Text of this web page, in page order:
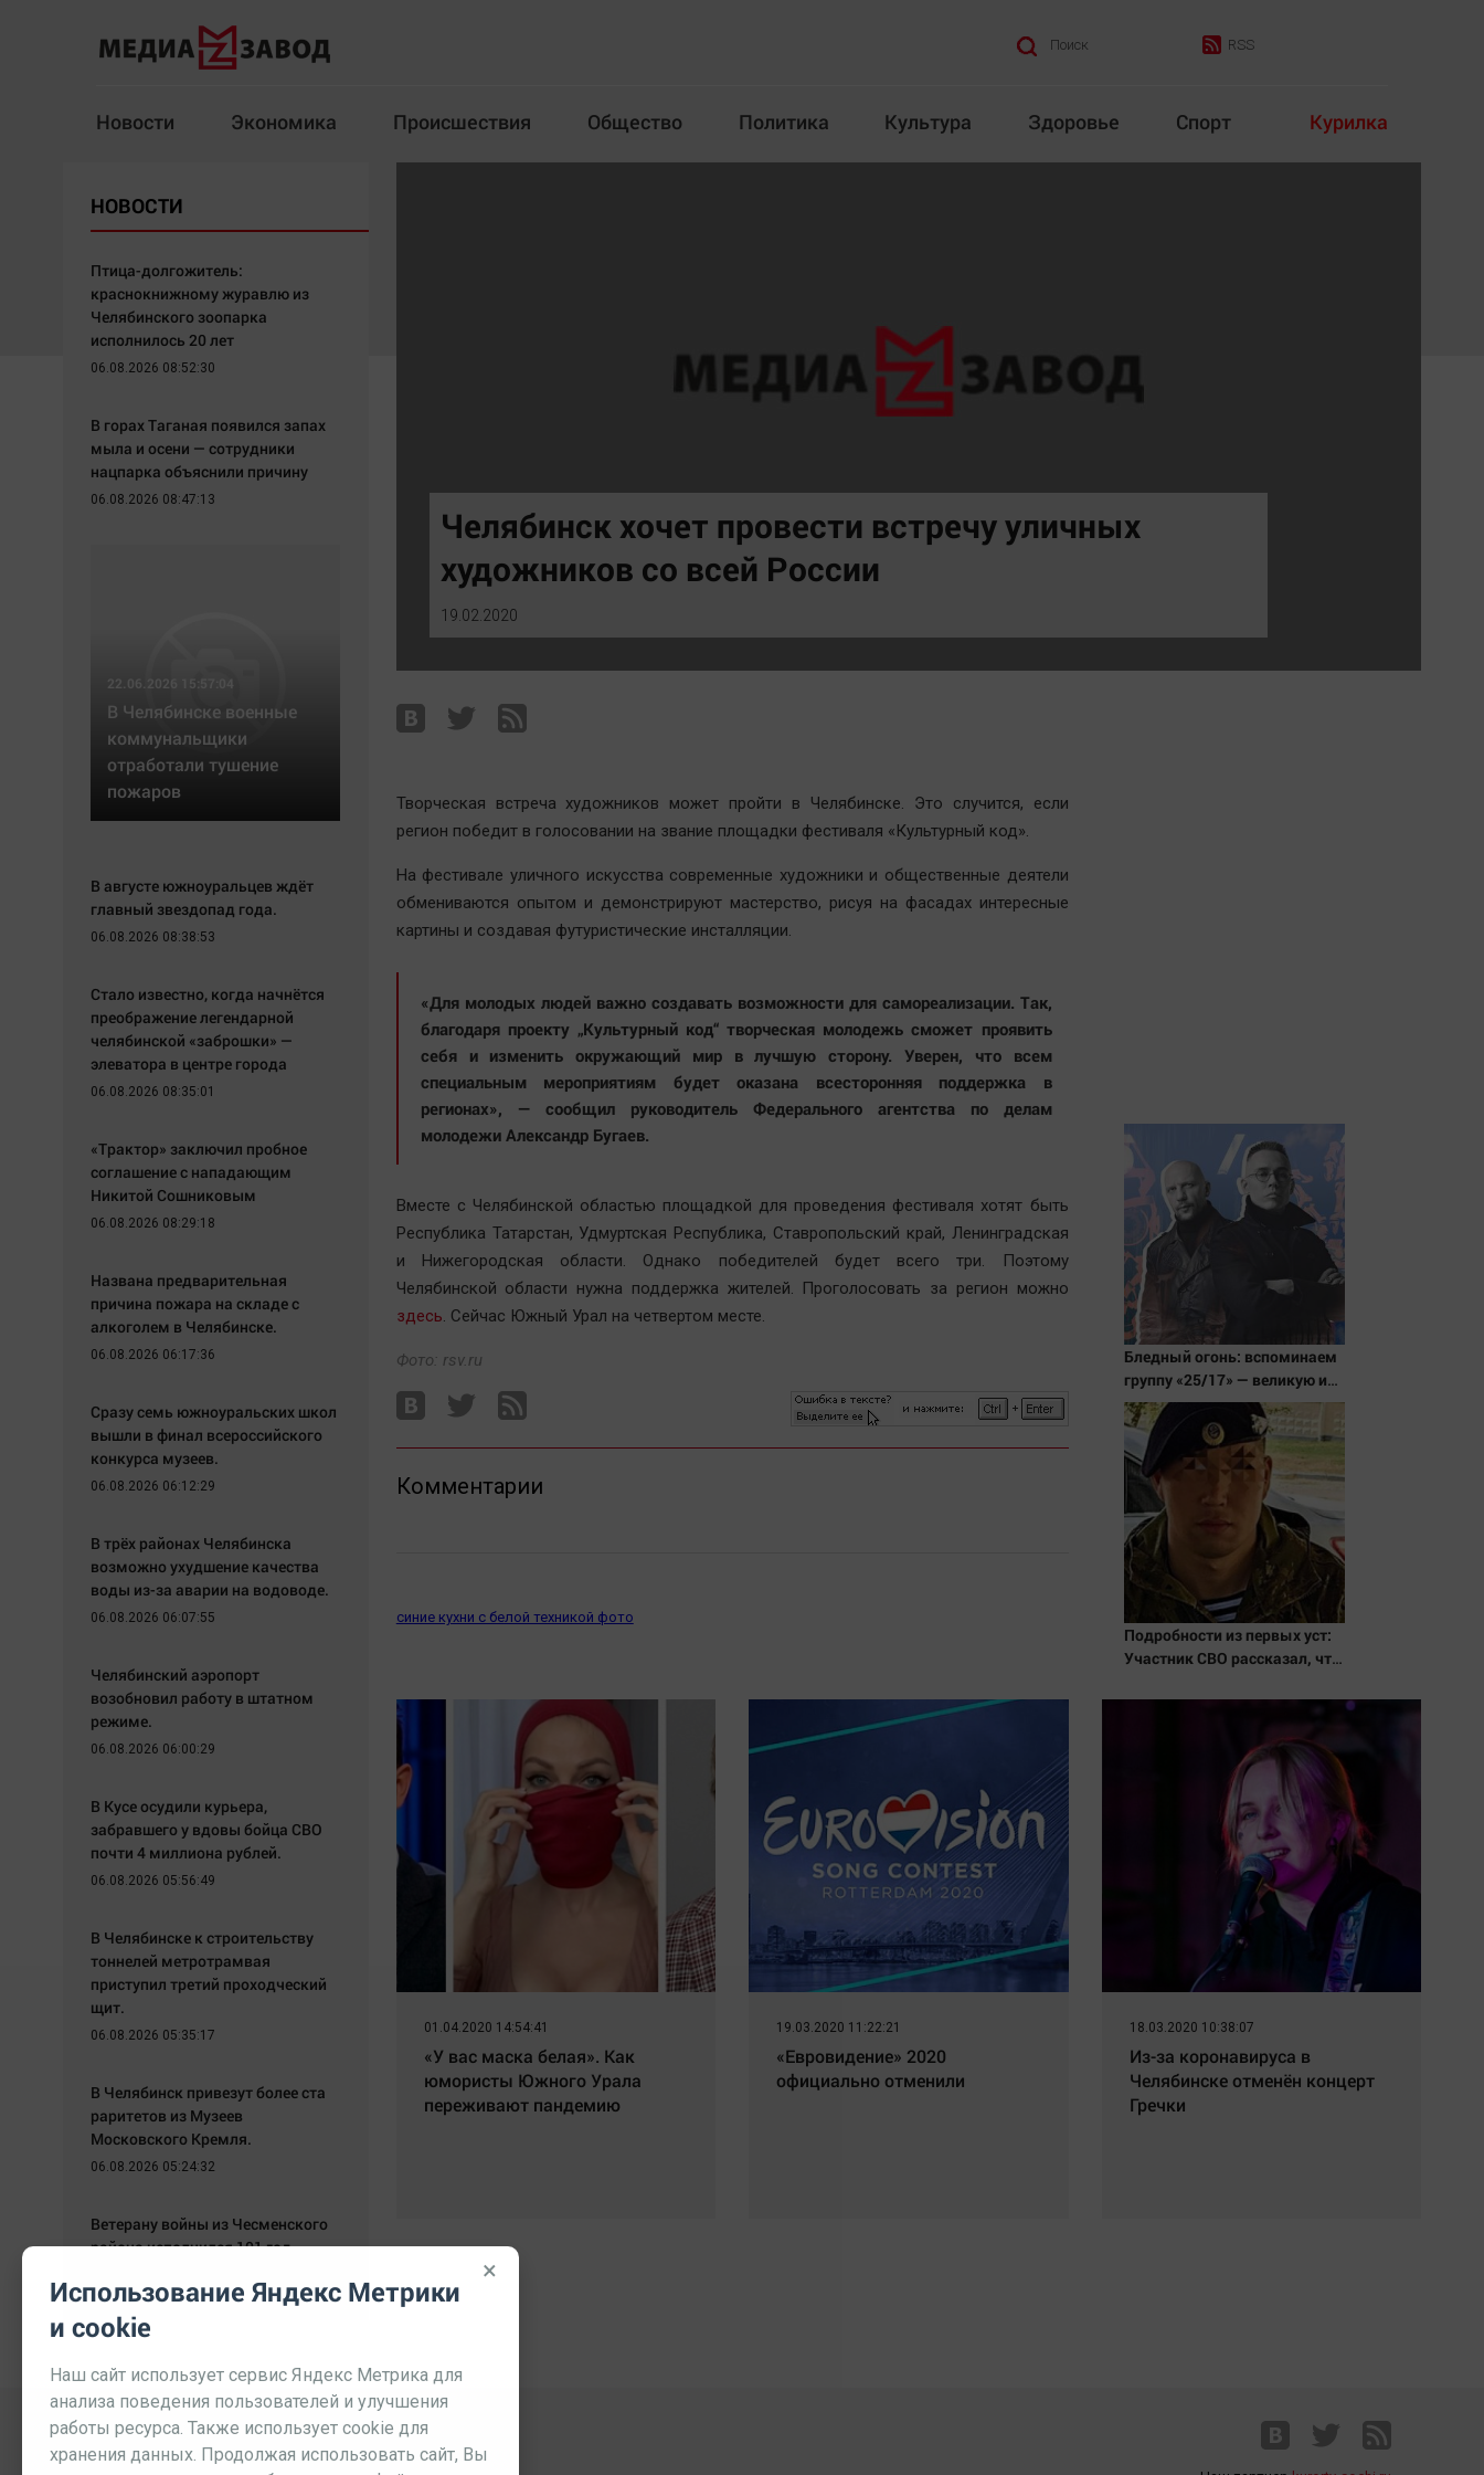
Поиск RSS
Новости Экономика Происшествия Общество Политика Культура Здоровье Спорт Курилка
Здоровье
Архив
Общество
Политика
Экономика
Технологии
Отраслевые темы
Медиаграмотность
Челябинск космический
Другие рубрики
English version
Online-консультация
Вкусное
Гороскоп
ЖКХ
Интервью
Отдых
Светская жизнь
Тенденции
Челябинск хочет провести встречу уличных
художников со всей России
19.02.2020
Творческая встреча художников может пройти в Челябинске. Это случится, если
регион победит в голосовании на звание площадки фестиваля «Культурный код».
На фестивале уличного искусства современные художники и общественные деятели
обмениваются опытом и демонстрируют мастерство, рисуя на фасадах интересные
картины и создавая футуристические инсталляции.
«Для молодых людей важно создавать возможности для самореализации. Так,
благодаря проекту „Культурный код“ творческая молодежь сможет проявить
себя и изменить окружающий мир в лучшую сторону. Уверен, что всем
специальным мероприятиям будет оказана всесторонняя поддержка в
регионах», — сообщил руководитель Федерального агентства по делам
молодежи Александр Бугаев.
Вместе с Челябинской областью площадкой для проведения фестиваля хотят быть
Республика Татарстан, Удмуртская Республика, Ставропольский край, Ленинградская
и Нижегородская области. Однако победителей будет всего три. Поэтому
Челябинской области нужна поддержка жителей. Проголосовать за регион можно
здесь. Сейчас Южный Урал на четвертом месте.
Фото: rsv.ru
Комментарии
синие кухни с белой техникой фото
Бледный огонь: вспоминаем
группу «25/17» — великую и
(часто) ужасную
Подробности из первых уст:
Участник СВО рассказал, что
медведем
01.04.2020 14:54:41
«У вас маска белая». Как
юмористы Южного Урала
переживают пандемию
19.03.2020 11:22:21
«Евровидение» 2020
официально отменили
18.03.2020 10:38:07
Из-за коронавируса в
Челябинске отменён концерт
Гречки
НОВОСТИ
Птица-долгожитель:
краснокнижному журавлю из
Челябинского зоопарка
исполнилось 20 лет
06.08.2026 08:52:30
В горах Таганая появился запах
мыла и осени — сотрудники
нацпарка объяснили причину
06.08.2026 08:47:13
22.06.2026 15:57:04
В Челябинске военные
коммунальщики
отработали тушение
пожаров
В августе южноуральцев ждёт
главный звездопад года.
06.08.2026 08:38:53
Стало известно, когда начнётся
преображение легендарной
челябинской «заброшки» —
элеватора в центре города
06.08.2026 08:35:01
«Трактор» заключил пробное
соглашение с нападающим
Никитой Сошниковым
06.08.2026 08:29:18
Названа предварительная
причина пожара на складе с
алкоголем в Челябинске.
06.08.2026 06:17:36
Сразу семь южноуральских школ
вышли в финал всероссийского
конкурса музеев.
06.08.2026 06:12:29
В трёх районах Челябинска
возможно ухудшение качества
воды из-за аварии на водоводе.
06.08.2026 06:07:55
Челябинский аэропорт
возобновил работу в штатном
режиме.
06.08.2026 06:00:29
В Кусе осудили курьера,
забравшего у вдовы бойца СВО
почти 4 миллиона рублей.
06.08.2026 05:56:49
В Челябинске к строительству
тоннелей метротрамвая
приступил третий проходческий
щит.
06.08.2026 05:35:17
В Челябинск привезут более ста
раритетов из Музеев
Московского Кремля.
06.08.2026 05:24:32
Ветерану войны из Чесменского
района исполнился 101 год.
×
Использование Яндекс Метрики
и cookie
Наш сайт использует сервис Яндекс Метрика для
анализа поведения пользователей и улучшения
работы ресурса. Также использует cookie для
хранения данных. Продолжая использовать сайт, Вы